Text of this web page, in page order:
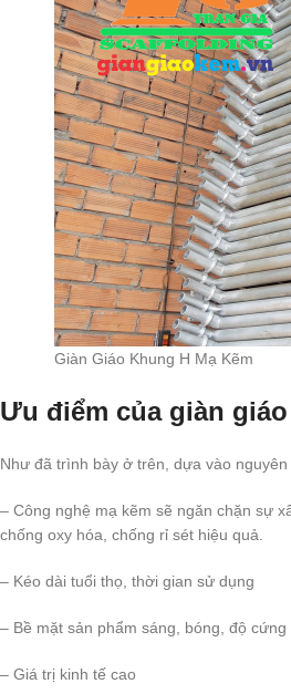
Giàn Giáo Khung H Mạ Kẽm
Ưu điểm của giàn giáo
Như đã trình bày ở trên, dựa vào
– Công nghệ mạ kẽm sẽ ngăn chặn sự
chống oxy hóa, chống rỉ sét hiệu quả.
– Kéo dài tuổi thọ, thời gian sử dụng
– Bề mặt sản phẩm sáng, bóng, độ
– Giá trị kinh tế cao